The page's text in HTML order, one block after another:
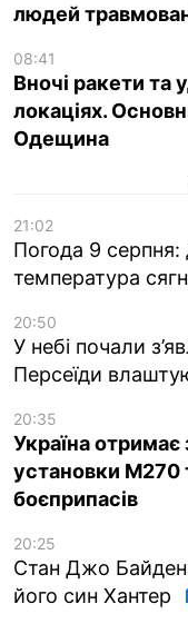
людей
08:41
Вночі ракети та
локаціях.
Одещина
21:02
Погода 9 серпня:
температура
20:50
У небі почали
Персеїди
20:35
Україна отримає
установки M270
боєприпасів
20:25
Стан Джо
його син Хантер